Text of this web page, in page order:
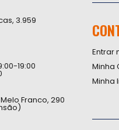
3.959
19:00
Franco, 290
Entrar
Minha
Minha